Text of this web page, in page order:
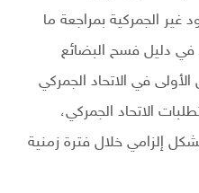
غير الجمركية بمراجعة ما
في دليل فسح البضائع
في الاتحاد الجمركي
الاتحاد الجمركي،
إلزامي خلال فترة زمنية